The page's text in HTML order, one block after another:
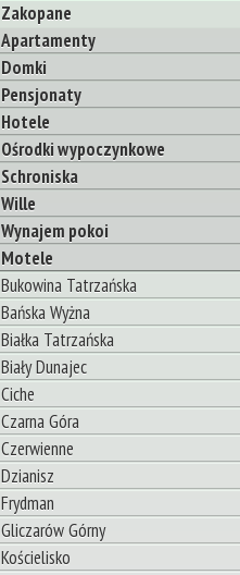
Zakopane
Apartamenty
Domki
Pensjonaty
Hotele
Ośrodki wypoczynkowe
Schroniska
Wille
Wynajem pokoi
Motele
Bukowina Tatrzańska
Bańska Wyżna
Białka Tatrzańska
Biały Dunajec
Ciche
Czarna Góra
Czerwienne
Dzianisz
Frydman
Gliczarów Górny
Kościelisko